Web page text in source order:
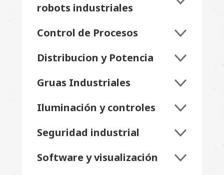
robots industriales
Control de Procesos
Distribucion y Potencia
Gruas Industriales
Iluminación y controles
Seguridad industrial
Software y visualización